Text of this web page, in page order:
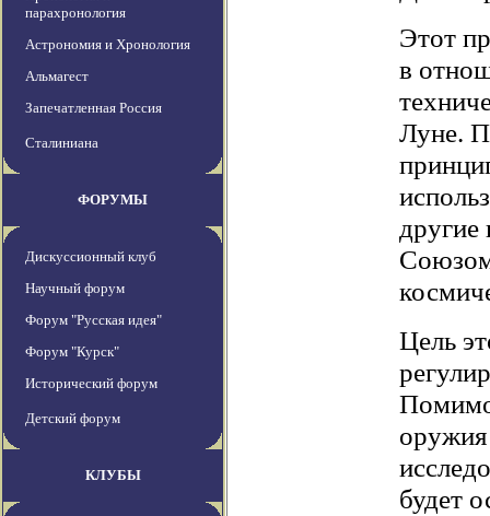
парахронология
Астрономия и Хронология
Альмагест
Запечатленная Россия
Сталиниана
ФОРУМЫ
Дискуссионный клуб
Научный форум
Форум "Русская идея"
Форум "Курск"
Исторический форум
Детский форум
КЛУБЫ
Этот
в
Луне.
Цель
будет